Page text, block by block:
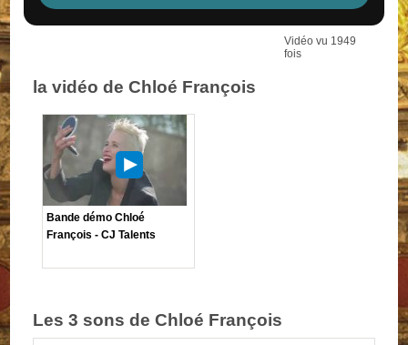
Vidéo vu 1949
fois
la vidéo de Chloé François
Bande démo Chloé
François - CJ Talents
Les 3 sons de Chloé François